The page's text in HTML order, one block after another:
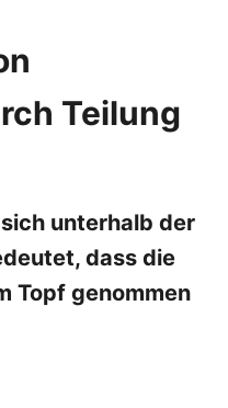
Teilung
unterhalb der
dass die
Topf genommen